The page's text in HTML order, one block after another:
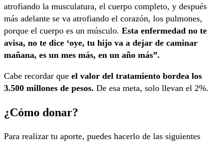
atrofiando la musculatura, el cuerpo completo, y después
más adelante se va atrofiando el corazón, los pulmones,
porque el cuerpo es un músculo. Esta enfermedad no te
avisa, no te dice ‘oye, tu hijo va a dejar de caminar
mañana, es un mes más, en un año más”.
Cabe recordar que el valor del tratamiento bordea los
3.500 millones de pesos. De esa meta, solo llevan el 2%.
¿Cómo donar?
Para realizar tu aporte, puedes hacerlo de las siguientes